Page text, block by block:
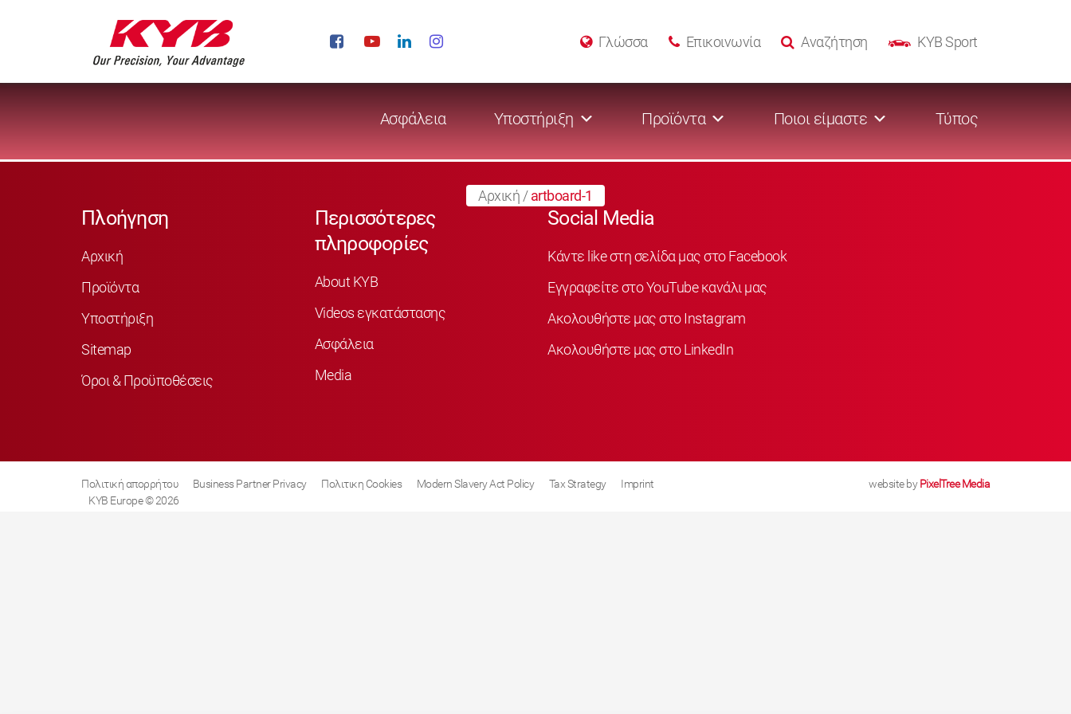
KYB Sport
Αναζήτηση
Επικοινωνία
Γλώσσα
Ασφάλεια Υποστήριξη Προϊόντα Ποιοι είμαστε Τύπος
Αρχική /artboard-1
Πλοήγηση
Αρχική
Προϊόντα
Υποστήριξη
Sitemap
Όροι & Προϋποθέσεις
Περισσότερες
πληροφορίες
About KYB
Videos εγκατάστασης
Ασφάλεια
Media
Social Media
Κάντε like στη σελίδα μας στο Facebook
Εγγραφείτε στο YouTube κανάλι μας
Ακολουθήστε μας στο Instagram
Ακολουθήστε μας στο LinkedIn
Πολιτική απορρήτου Business Partner Privacy Πολιτικη Cookies Modern Slavery Act Policy Tax Strategy
Imprint
KYB Europe © 2026
website byPixelTree Media